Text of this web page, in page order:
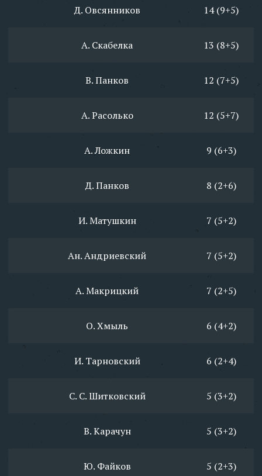
Д. Овсянников 14 (9+5)
А. Скабелка 13 (8+5)
В. Панков 12 (7+5)
А. Расолько 12 (5+7)
А. Ложкин 9 (6+3)
Д. Панков 8 (2+6)
И. Матушкин 7 (5+2)
Ан. Андриевский 7 (5+2)
А. Макрицкий 7 (2+5)
О. Хмыль 6 (4+2)
И. Тарновский 6 (2+4)
С. С. Шитковский 5 (3+2)
В. Карачун 5 (3+2)
Ю. Файков 5 (2+3)